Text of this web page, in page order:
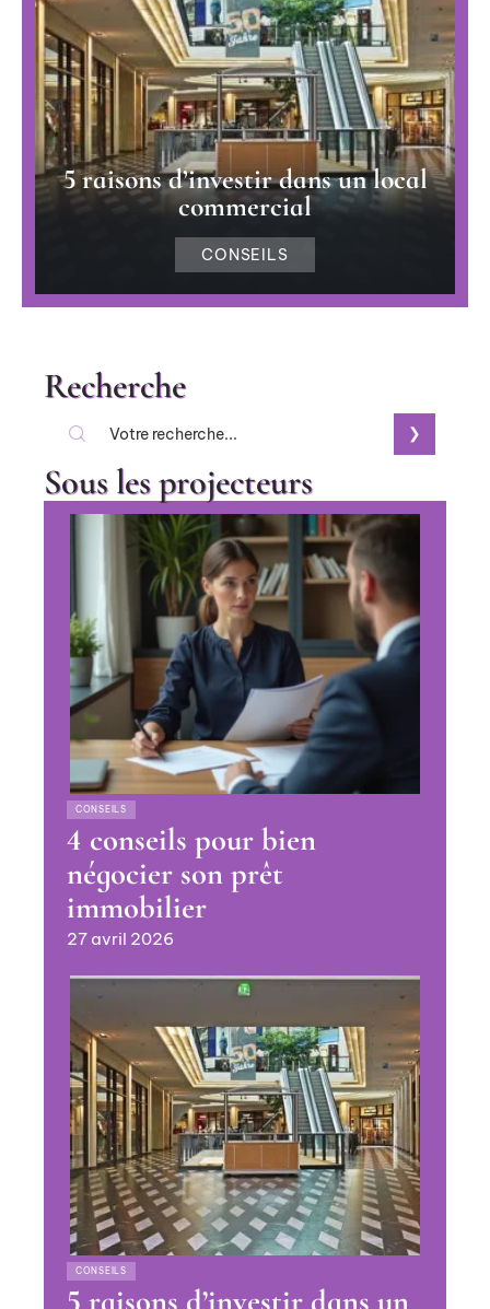
5 raisons d’investir dans un local
commercial
CONSEILS
Recherche
Sous les projecteurs
CONSEILS
4 conseils pour bien
négocier son prêt
immobilier
27 avril 2026
CONSEILS
5 raisons d’investir dans un